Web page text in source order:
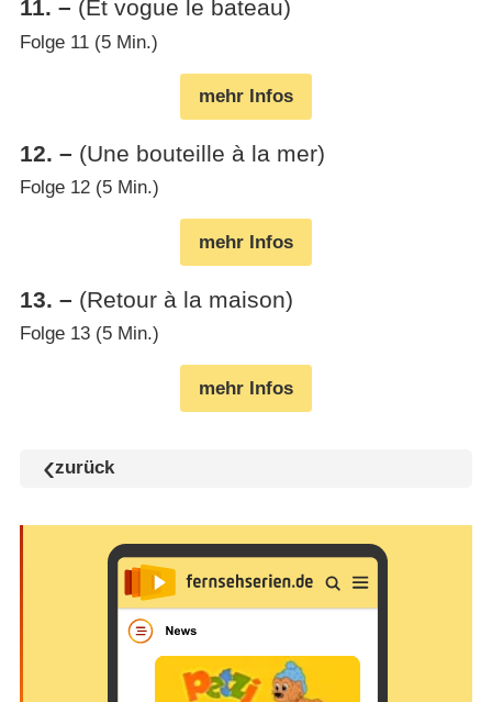
11. – (Et vogue le bateau)
Folge 11 (5 Min.)
mehr Infos
12. – (Une bouteille à la mer)
Folge 12 (5 Min.)
mehr Infos
13. – (Retour à la maison)
Folge 13 (5 Min.)
mehr Infos
zurück